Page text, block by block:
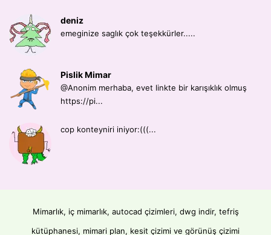
deniz
emeginize saglık çok teşekkürler.....
Pislik Mimar
@Anonim merhaba, evet linkte bir karışıklık olmuş
https://pi...
cop konteyniri iniyor:(((...
Mimarlık, iç mimarlık, autocad çizimleri, dwg indir, tefriş
kütüphanesi, mimari plan, kesit çizimi ve görünüş çizimi